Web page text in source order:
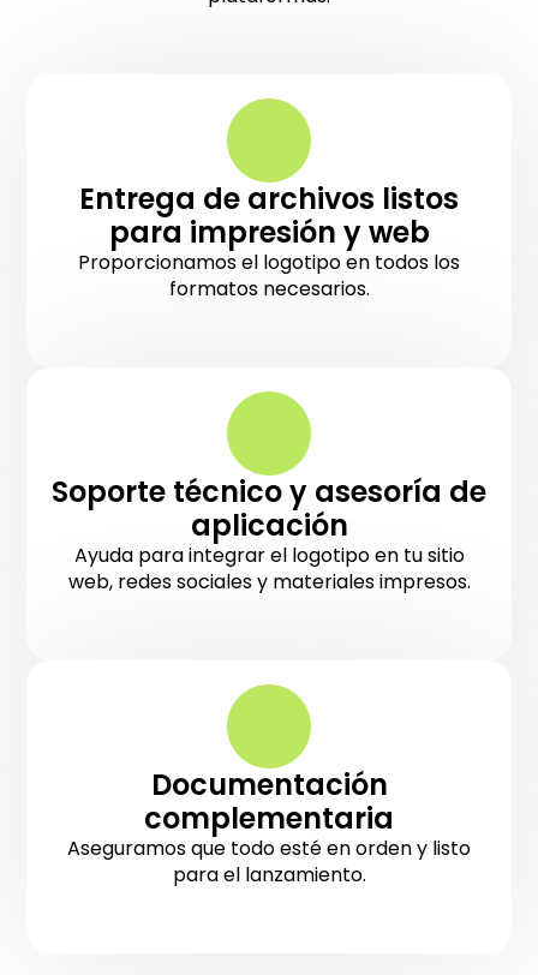
Entrega de archivos listos
para impresión y web
Proporcionamos el logotipo en todos los
formatos necesarios.
Soporte técnico y asesoría de
aplicación
Ayuda para integrar el logotipo en tu sitio
web, redes sociales y materiales impresos.
Documentación
complementaria
Aseguramos que todo esté en orden y listo
para el lanzamiento.